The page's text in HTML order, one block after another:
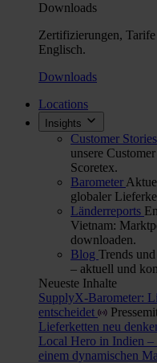
Downloads
Zertifizierungen,
Englisch.
Downloads
Locations
Insights
Customer Stories
unsere
Scoretex.
Barometer
globaler
Länderreports
Vietnam:
downloaden.
Blog Trends
– aktuell und
Neueste Inhalte
SupplyX-Barometer:
entscheidet
Lieferketten neu
Local Hero in Indien –
einem dynamischen